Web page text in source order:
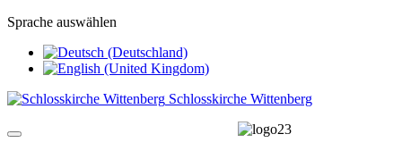
Sprache auswählen
Schlosskirche Wittenberg